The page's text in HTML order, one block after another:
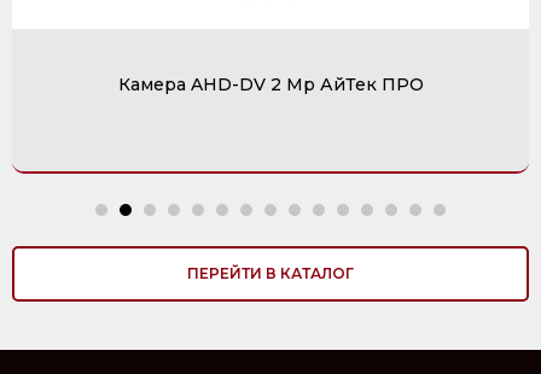
Камера AHD-DV 2 Mp АйТек ПРО
ПЕРЕЙТИ В КАТАЛОГ